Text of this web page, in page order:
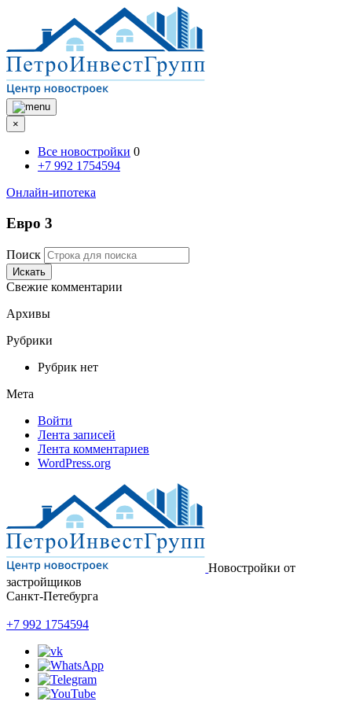
×
Все новостройки 0
+7 992 1754594
Онлайн-ипотека
Евро 3
Поиск
Искать
Свежие комментарии
Архивы
Рубрики
Рубрик нет
Мета
Войти
Лента записей
Лента комментариев
WordPress.org
Новостройки от
застройщиков
Санкт-Петебурга
+7 992 1754594